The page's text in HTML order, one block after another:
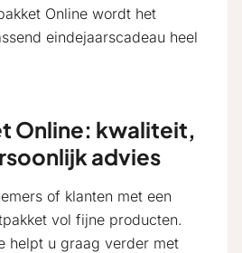
Online wordt het
eindejaarscadeau heel
Online: kwaliteit,
advies
of klanten met een
vol fijne producten.
helpt u graag verder met